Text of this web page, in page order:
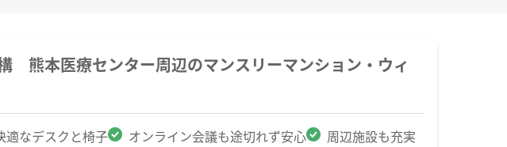
熊本医療センター周辺のマンスリーマンション・ウィ
適なデスクと椅子 オンライン会議も途切れず安心 周辺施設も充実